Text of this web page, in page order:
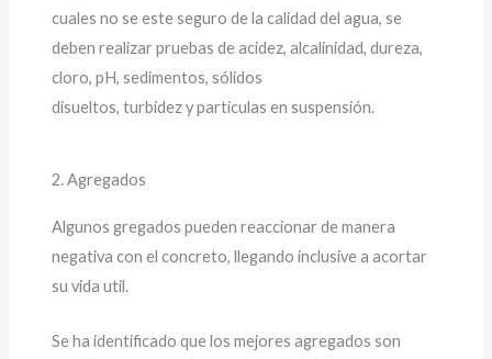
cuales no se este seguro de la calidad del agua, se
deben realizar pruebas de acidez, alcalinidad, dureza,
cloro, pH, sedimentos, sólidos
disueltos, turbidez y partículas en suspensión.
2. Agregados
Algunos gregados pueden reaccionar de manera
negativa con el concreto, llegando inclusive a acortar
su vida util.
Se ha identificado que los mejores agregados son